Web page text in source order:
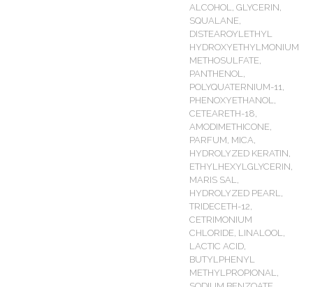
ALCOHOL, GLYCERIN,
SQUALANE,
DISTEAROYLETHYL
HYDROXYETHYLMONIUM
METHOSULFATE,
PANTHENOL,
POLYQUATERNIUM-11,
PHENOXYETHANOL,
CETEARETH-18,
AMODIMETHICONE,
PARFUM, MICA,
HYDROLYZED KERATIN,
ETHYLHEXYLGLYCERIN,
MARIS SAL,
HYDROLYZED PEARL,
TRIDECETH-12,
CETRIMONIUM
CHLORIDE, LINALOOL,
LACTIC ACID,
BUTYLPHENYL
METHYLPROPIONAL,